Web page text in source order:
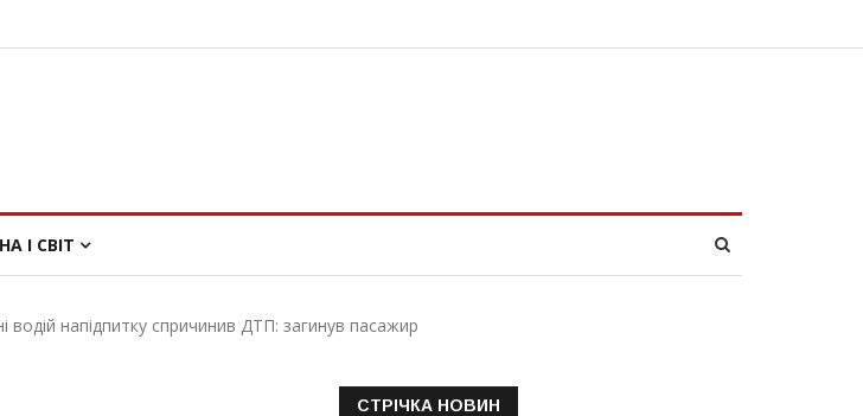
І СВІТ
водій напідпитку спричинив ДТП: загинув пасажир
СТРІЧКА НОВИН